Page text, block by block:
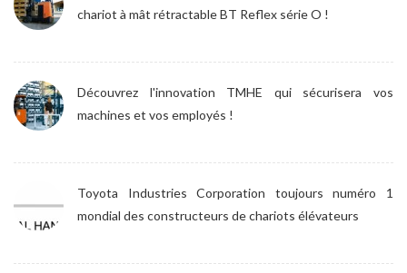
chariot à mât rétractable BT Reflex série O !
Découvrez l'innovation TMHE qui sécurisera vos
machines et vos employés !
Toyota Industries Corporation toujours numéro 1
mondial des constructeurs de chariots élévateurs